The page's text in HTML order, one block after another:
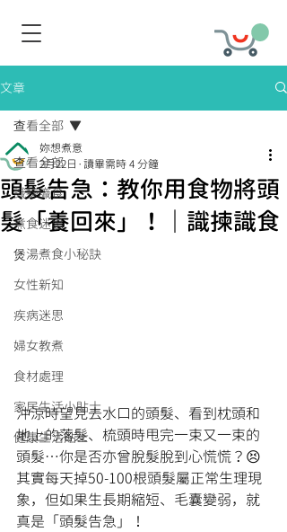
文章
查看全部
識揀識食
煮食迷思
煲湯煮食小秘訣
女性新知
疾病迷思
婦女教煮
食材處理
家居生活小貼士
健康生活貼士
查看全部
頭髮告急：教你用食物將頭
髮「養回來」！｜識揀識食
妳想煮意
2月22日 讀畢需時 4 分鐘
沖涼時望見去水口的頭髮、看到枕頭和
地上的落髮、梳頭時甩完一束又一束的
頭髮…你是否亦曾脫髮脫到心慌慌？😣
其實每天掉50-100根頭髮屬正常生理現
象，但如果生長期縮短、毛囊變弱，就
真是「頭髮告急」！